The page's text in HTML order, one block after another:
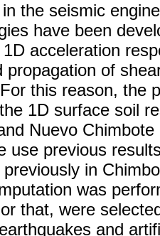
the seismic
have been
acceleration
propagation of
this reason, the
1D surface soil
Nuevo
use previous
in
was
that, were
and